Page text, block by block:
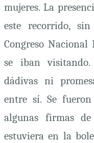
mujeres. La
este recorrido,
Congreso
se iban
dádivas ni
entre sí. Se
algunas firmas
estuviera en la